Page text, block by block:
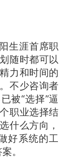
生涯首席职
随时都可以
力和时间的
不少咨询者
被“选择”逼
职业选择结
什么方向，
好系统的工
。